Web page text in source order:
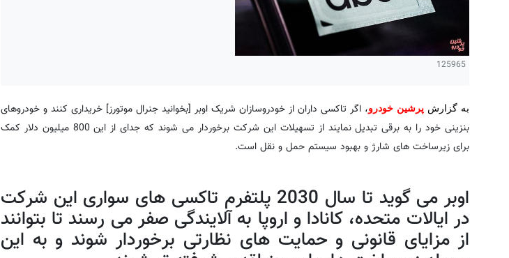
125965
به گزارش پرشین خودرو،اگر تاکسی داران از خودروسازان شریک اوبر [بخوانید جنرال موتورز] خریداری کنند و خودروهای
بنزینی خود را به برقی تبدیل نمایند از تسهیلات این شرکت برخوردار می شوند که جدای از این 800 میلیون دلار کمک
برای زیرساخت های شارژ و بهبود سیستم حمل و نقل است.
اوبر می گوید تا سال 2030 پلتفرم تاکسی های سواری این شرکت
در ایالات متحده، کانادا و اروپا به آلایندگی صفر می رسند تا بتوانند
از مزایای قانونی و حمایت های نظارتی برخوردار شوند و به این